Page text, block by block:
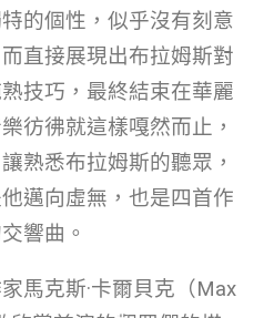
的個性，似乎沒有刻意
直接展現出布拉姆斯對
技巧，最終結束在華麗
彷彿就這樣嘎然而止，
熟悉布拉姆斯的聽眾，
邁向虛無，也是四首作
響曲。
馬克斯·卡爾貝克（Max